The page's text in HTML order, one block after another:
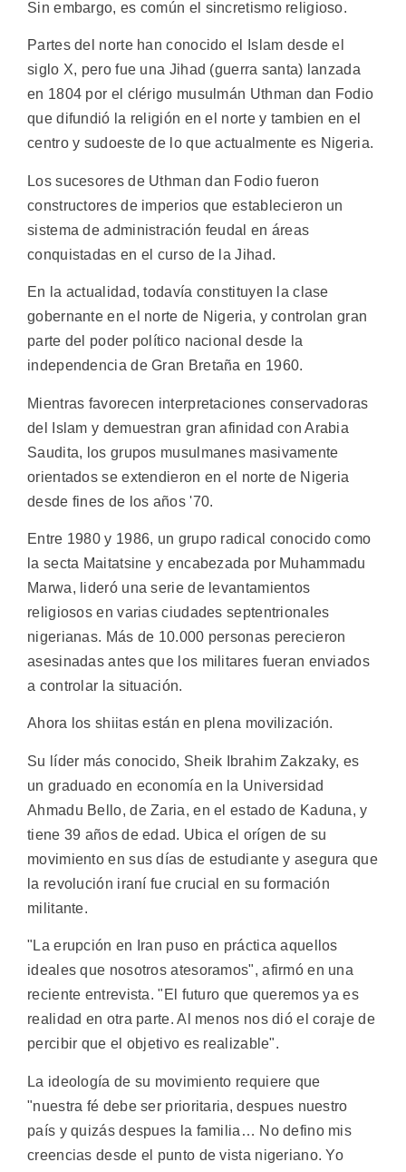
Sin embargo, es común el sincretismo religioso.
Partes del norte han conocido el Islam desde el
siglo X, pero fue una Jihad (guerra santa) lanzada
en 1804 por el clérigo musulmán Uthman dan Fodio
que difundió la religión en el norte y tambien en el
centro y sudoeste de lo que actualmente es Nigeria.
Los sucesores de Uthman dan Fodio fueron
constructores de imperios que establecieron un
sistema de administración feudal en áreas
conquistadas en el curso de la Jihad.
En la actualidad, todavía constituyen la clase
gobernante en el norte de Nigeria, y controlan gran
parte del poder político nacional desde la
independencia de Gran Bretaña en 1960.
Mientras favorecen interpretaciones conservadoras
del Islam y demuestran gran afinidad con Arabia
Saudita, los grupos musulmanes masivamente
orientados se extendieron en el norte de Nigeria
desde fines de los años '70.
Entre 1980 y 1986, un grupo radical conocido como
la secta Maitatsine y encabezada por Muhammadu
Marwa, lideró una serie de levantamientos
religiosos en varias ciudades septentrionales
nigerianas. Más de 10.000 personas perecieron
asesinadas antes que los militares fueran enviados
a controlar la situación.
Ahora los shiitas están en plena movilización.
Su líder más conocido, Sheik Ibrahim Zakzaky, es
un graduado en economía en la Universidad
Ahmadu Bello, de Zaria, en el estado de Kaduna, y
tiene 39 años de edad. Ubica el orígen de su
movimiento en sus días de estudiante y asegura que
la revolución iraní fue crucial en su formación
militante.
"La erupción en Iran puso en práctica aquellos
ideales que nosotros atesoramos", afirmó en una
reciente entrevista. "El futuro que queremos ya es
realidad en otra parte. Al menos nos dió el coraje de
percibir que el objetivo es realizable".
La ideología de su movimiento requiere que
"nuestra fé debe ser prioritaria, despues nuestro
país y quizás despues la familia… No defino mis
creencias desde el punto de vista nigeriano. Yo